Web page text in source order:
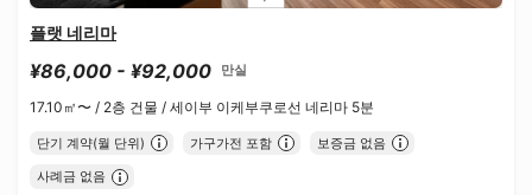
플랫 네리마
¥86,000 - ¥92,000 만실
17.10㎡〜 / 2층 건물 / 세이부 이케부쿠로선 네리마 5분
단기 계약(월 단위) 가구가전 포함 보증금 없음
사례금 없음